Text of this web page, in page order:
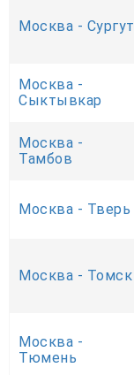
Москва - Сургут
Москва -
Сыктывкар
Москва -
Тамбов
Москва - Тверь
Москва - Томск
Москва -
Тюмень